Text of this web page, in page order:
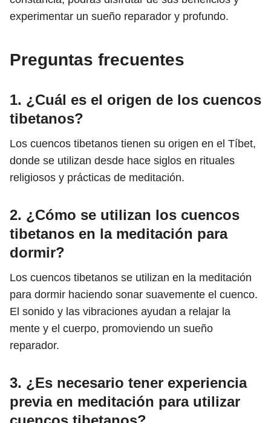
experimentar un sueño reparador y profundo.
Preguntas frecuentes
1. ¿Cuál es el origen de los cuencos
tibetanos?
Los cuencos tibetanos tienen su origen en el Tíbet,
donde se utilizan desde hace siglos en rituales
religiosos y prácticas de meditación.
2. ¿Cómo se utilizan los cuencos
tibetanos en la meditación para
dormir?
Los cuencos tibetanos se utilizan en la meditación
para dormir haciendo sonar suavemente el cuenco.
El sonido y las vibraciones ayudan a relajar la
mente y el cuerpo, promoviendo un sueño
reparador.
3. ¿Es necesario tener experiencia
previa en meditación para utilizar